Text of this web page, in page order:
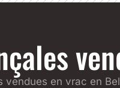
vendues en vrac en